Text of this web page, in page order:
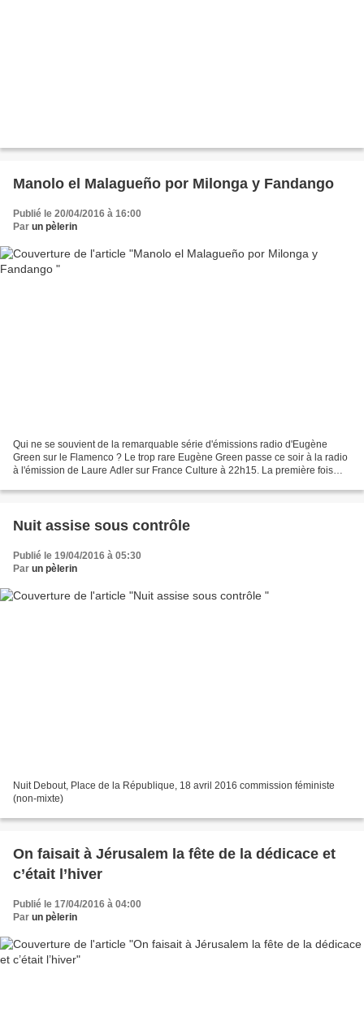
Manolo el Malagueño por Milonga y Fandango
Publié le 20/04/2016 à 16:00
Par un pèlerin
Qui ne se souvient de la remarquable série d'émissions radio d'Eugène
Green sur le Flamenco ? Le trop rare Eugène Green passe ce soir à la radio
à l'émission de Laure Adler sur France Culture à 22h15. La première fois
Nuit assise sous contrôle
Publié le 19/04/2016 à 05:30
Par un pèlerin
Nuit Debout, Place de la République, 18 avril 2016 commission féministe
(non-mixte)
On faisait à Jérusalem la fête de la dédicace et
c’était l’hiver
Publié le 17/04/2016 à 04:00
Par un pèlerin